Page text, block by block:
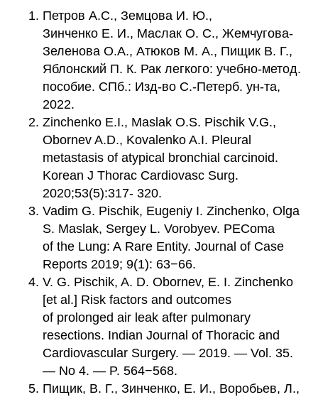
Петров А.С., Земцова И. Ю.,
Зинченко Е. И., Маслак О. С., Жемчугова-
Зеленова О.А., Атюков М. А., Пищик В. Г.,
Яблонский П. К. Рак легкого: учебно-метод.
пособие. СПб.: Изд-во С.-Петерб. ун-та,
2022.
Zinchenko E.I., Maslak O.S. Pischik V.G.,
Obornev A.D., Kovalenko A.I. Pleural
metastasis of atypical bronchial carcinoid.
Korean J Thorac Cardiovasc Surg.
2020;53(5):317- 320.
Vadim G. Pischik, Eugeniy I. Zinchenko, Olga
S. Maslak, Sergey L. Vorobyev. PEComa
of the Lung: A Rare Entity. Journal of Case
Reports 2019; 9(1): 63−66.
V. G. Pischik, A. D. Obornev, E. I. Zinchenko
[et al.] Risk factors and outcomes
of prolonged air leak after pulmonary
resections. Indian Journal of Thoracic and
Cardiovascular Surgery. — 2019. — Vol. 35.
— No 4. — P. 564−568.
Пищик, В. Г., Зинченко, Е. И., Воробьев, Л.,